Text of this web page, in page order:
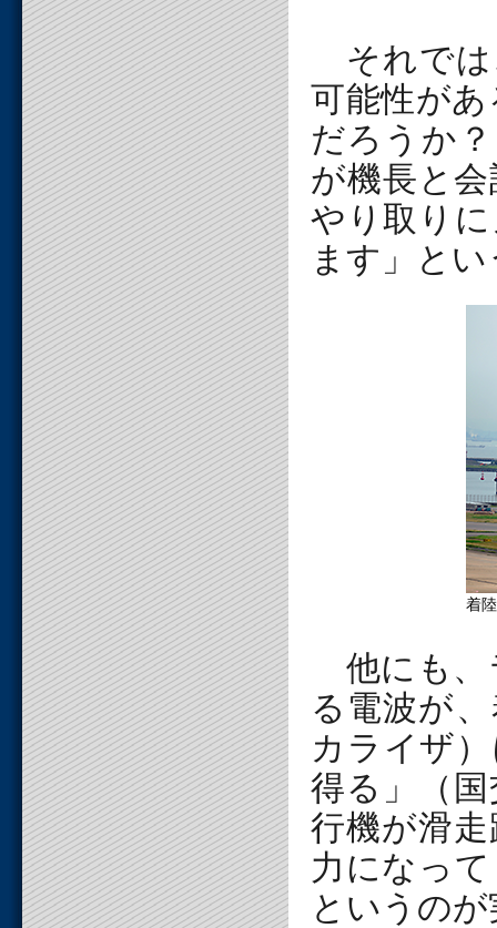
それでは
可能性が
だろうか
が機長と
やり取り
ます」とい
着
他にも、
る電波が
カライザ
得る」（
行機が滑
力になっ
というの